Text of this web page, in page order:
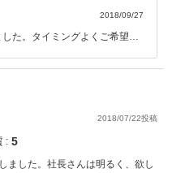
。 今後ともよいお付
2018/09/27
た。タイミングよくご希望の
連絡お願いします。これから
ので、お付き合いよろしくお
2018/07/22投稿
: 5
ました。社長さんは明るく、欲し